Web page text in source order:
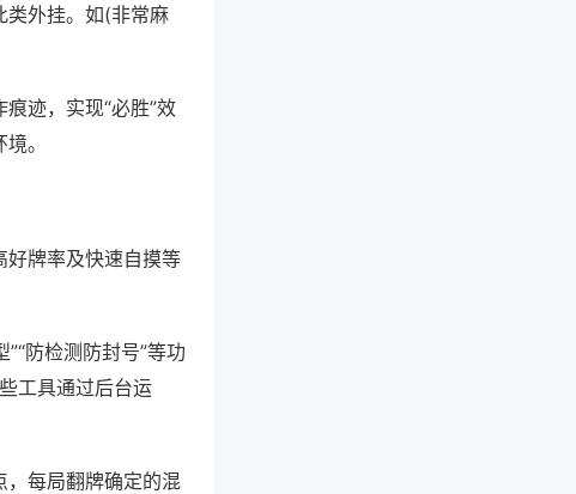
类外挂。如(非常麻
迹，实现“必胜”效
。
好牌率及快速自摸等
防检测防封号”等功
工具通过后台运
，每局翻牌确定的混